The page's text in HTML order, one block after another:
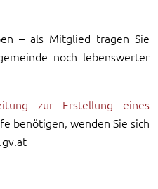
– als Mitglied tragen Sie
noch lebenswerter
zur Erstellung eines
benötigen, wenden Sie sich